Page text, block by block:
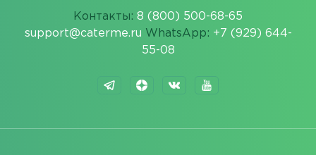
Контакты: 8 (800) 500-68-65
support@caterme.ru WhatsApp: +7 (929) 644-
55-08